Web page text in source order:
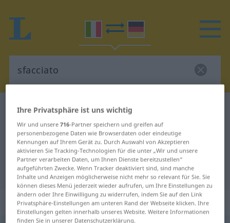
Italienisch-Deutsch Wörterbuch
Italienisch-Deutsch Übersetzung
für "sfacciato"
"sfacciato" Deutsch Übersetzung
„sfacciato“: aggettivo
Ihre Privatsphäre ist uns wichtig
Wir und unsere716-Partner speichern und greifen auf
personenbezogene Daten wie Browserdaten oder eindeutige
Kennungen auf Ihrem Gerät zu. Durch Auswahl von Akzeptieren
aktivieren Sie Tracking-Technologien für die unter „Wir und unsere
Partner verarbeiten Daten, um Ihnen Dienste bereitzustellen“
aufgeführten Zwecke. Wenn Tracker deaktiviert sind, sind manche
Inhalte und Anzeigen möglicherweise nicht mehr so relevant für Sie. Sie
können dieses Menü jederzeit wieder aufrufen, um Ihre Einstellungen zu
ändern oder Ihre Einwilligung zu widerrufen, indem Sie auf den Link
Privatsphäre-Einstellungen am unteren Rand der Webseite klicken. Ihre
Einstellungen gelten innerhalb unseres Website. Weitere Informationen
finden Sie in unserer Datenschutzerklärung.